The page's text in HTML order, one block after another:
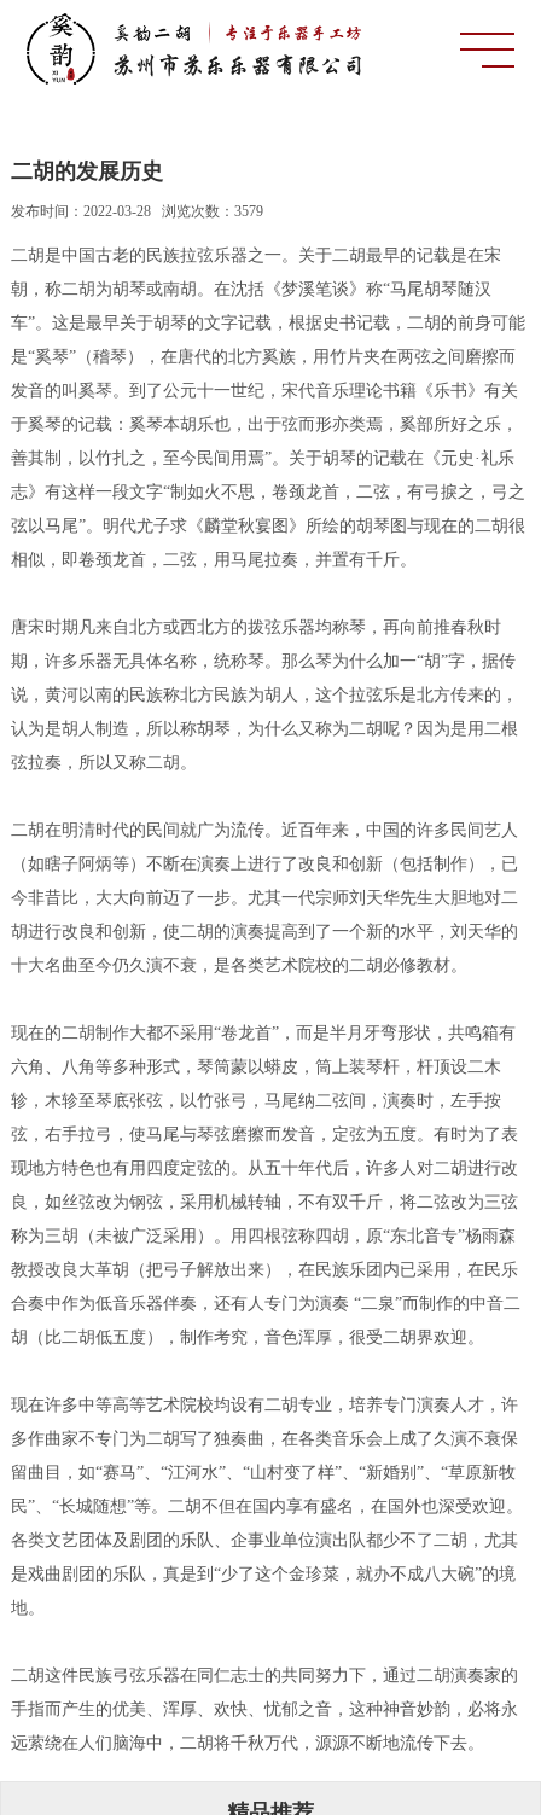
二胡的发展历史
发布时间：2022-03-28 浏览次数：3579
二胡是中国古老的民族拉弦乐器之一。关于二胡最早的记载是在宋
朝，称二胡为胡琴或南胡。 在沈括《梦溪笔谈》称“马尾胡琴随汉
车”。这是最早关于胡琴的文字记载，根据史书记载，二胡的前身可能
是“奚琴”（稽琴），在唐代的北方奚族，用竹片夹在两弦之间磨擦而
发音的叫奚琴。到了公元十一世纪，宋代音乐理论书籍《乐书》有关
于奚琴的记载：奚琴本胡乐也，出于弦而形亦类焉，奚部所好之乐，
善其制，以竹扎之，至今民间用焉”。关于胡琴的记载在《元史·礼乐
志》有这样一段文字“制如火不思，卷颈龙首，二弦，有弓捩之，弓之
弦以马尾”。明代尤子求《麟堂秋宴图》所绘的胡琴图与现在的二胡很
相似，即卷颈龙首，二弦，用马尾拉奏，并置有千斤。
唐宋时期凡来自北方或西北方的拨弦乐器均称琴，再向前推春秋时
期，许多乐器无具体名称，统称琴。那么琴为什么加一“胡”字，据传
说，黄河以南的民族称北方民族为胡人，这个拉弦乐是北方传来的，
认为是胡人制造，所以称胡琴，为什么又称为二胡呢？因为是用二根
弦拉奏，所以又称二胡。
二胡在明清时代的民间就广为流传。近百年来，中国的许多民间艺人
（如瞎子阿炳等）不断在演奏上进行了改良和创新（包括制作），已
今非昔比，大大向前迈了一步。尤其一代宗师刘天华先生大胆地对二
胡进行改良和创新，使二胡的演奏提高到了一个新的水平，刘天华的
十大名曲至今仍久演不衰，是各类艺术院校的二胡必修教材。
现在的二胡制作大都不采用“卷龙首”，而是半月牙弯形状，共鸣箱有
六角、八角等多种形式，琴筒蒙以蟒皮，筒上装琴杆，杆顶设二木
轸，木轸至琴底张弦，以竹张弓，马尾纳二弦间，演奏时，左手按
弦，右手拉弓，使马尾与琴弦磨擦而发音，定弦为五度。有时为了表
现地方特色也有用四度定弦的。从五十年代后，许多人对二胡进行改
良，如丝弦改为钢弦，采用机械转轴，不有双千斤，将二弦改为三弦
称为三胡（未被广泛采用）。用四根弦称四胡，原“东北音专”杨雨森
教授改良大革胡（把弓子解放出来），在民族乐团内已采用，在民乐
合奏中作为低音乐器伴奏，还有人专门为演奏 “二泉”而制作的中音二
胡（比二胡低五度），制作考究，音色浑厚，很受二胡界欢迎。
现在许多中等高等艺术院校均设有二胡专业，培养专门演奏人才，许
多作曲家不专门为二胡写了独奏曲，在各类音乐会上成了久演不衰保
留曲目，如“赛马”、“江河水”、“山村变了样”、“新婚别”、“草原新牧
民”、“长城随想”等。二胡不但在国内享有盛名，在国外也深受欢迎。
各类文艺团体及剧团的乐队、企事业单位演出队都少不了二胡，尤其
是戏曲剧团的乐队，真是到“少了这个金珍菜，就办不成八大碗”的境
地。
二胡这件民族弓弦乐器在同仁志士的共同努力下，通过二胡演奏家的
手指而产生的优美、浑厚、欢快、忧郁之音，这种神音妙韵，必将永
远萦绕在人们脑海中，二胡将千秋万代，源源不断地流传下去。